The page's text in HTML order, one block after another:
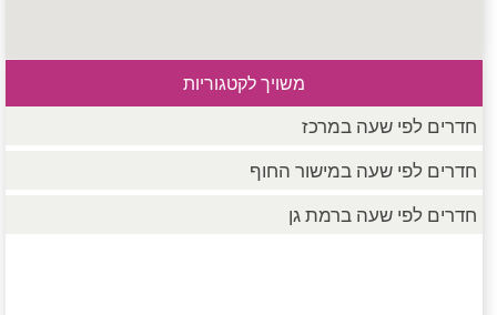
משויך לקטגוריות
חדרים לפי שעה במרכז
חדרים לפי שעה במישור החוף
חדרים לפי שעה ברמת גן